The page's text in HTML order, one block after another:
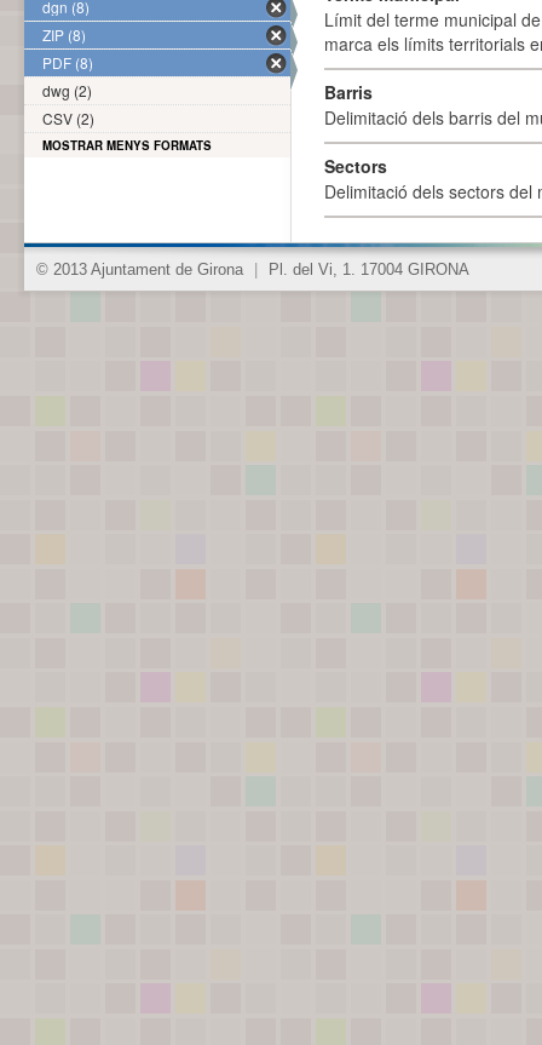
Límit del terme municipal
marca els límits territorials
Barris
Delimitació dels barris del
Sectors
Delimitació dels sectors del
dgn (8)
ZIP (8)
PDF (8)
dwg (2)
CSV (2)
MOSTRAR MENYS FORMATS
© 2013 Ajuntament de Girona Pl. del Vi, 1. 17004 GIRONA